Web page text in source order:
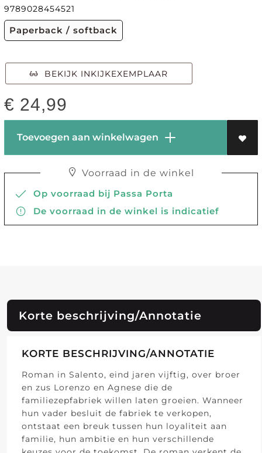
9789028454521
Paperback / softback
BEKIJK INKIJKEXEMPLAAR
€ 24,99
Toevoegen aan winkelwagen
Voorraad in de winkel
Op voorraad bij Passa Porta
De voorraad in de winkel is indicatief
Korte beschrijving/Annotatie
KORTE BESCHRIJVING/ANNOTATIE
Roman in Salento, eind jaren vijftig, over broer
en zus Lorenzo en Agnese die de
familiezepfabriek willen laten groeien. Wanneer
hun vader besluit de fabriek te verkopen,
ontstaat een breuk tussen hun loyaliteit aan
familie, hun ambitie en hun verschillende